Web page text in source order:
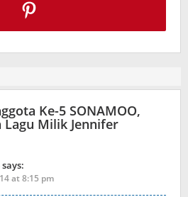
Ke-5 SONAMOO,
Milik Jennifer
says:
at 8:15 pm